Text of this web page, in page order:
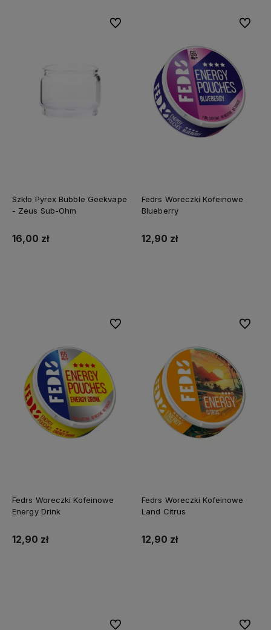
Szkło Pyrex Bubble Geekvape
- Zeus Sub-Ohm
16,00 zł
Do ulubionych
Fedrs Woreczki Kofeinowe
Blueberry
12,90 zł
Do
Fedrs Woreczki Kofeinowe
Energy Drink
12,90 zł
Do ulubionych
Fedrs Woreczki Kofeinowe
Land Citrus
12,90 zł
Do
Do ulubionych Do